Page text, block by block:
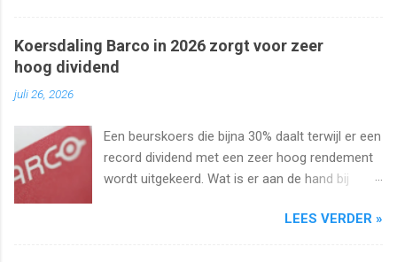
Koersdaling Barco in 2026 zorgt voor zeer
hoog dividend
juli 26, 2026
Een beurskoers die bijna 30% daalt terwijl er een
record dividend met een zeer hoog rendement
wordt uitgekeerd. Wat is er aan de hand bij
uiteraard het dividend. Kan dat wel zo hoog
LEES VERDER »